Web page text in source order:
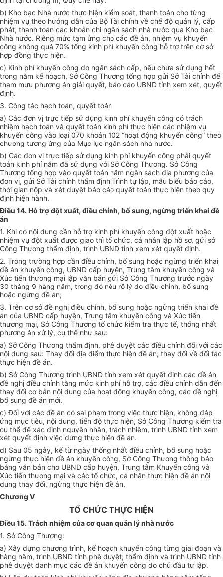
b) Kho bạc Nhà nước thực hiện kiểm soát, thanh toán cho từng
nhiệm vụ theo hướng dẫn của Bộ Tài chính về chế độ quản lý, cấp
phát, thanh toán các khoản chi ngân sách nhà nước qua Kho bạc
Nhà nước. Riêng mức tạm ứng cho các đề án, nhiệm vụ khuyến
công không quá 70% tổng kinh phí khuyến công hỗ trợtrên cơ sở
hợp đồng thực hiện.
c) Kinh phí khuyến công do ngân sách cấp, nếu chưa sử dụng hết
trong năm kế hoạch, Sở Công Thương tổng hợp gửi Sở Tài chính để
tham mưu phương án giải quyết, báo cáo UBND tỉnh xem xét, quyết
định.
3. Công tác hạch toán, quyết toán
a) Các đơn vị trực tiếp sử dụng kinh phí khuyến công có trách
nhiệm hạch toán và quyết toán kinh phí thực hiện các nhiệm vụ
khuyến công vào loại 070 khoản 102 “hoạt động khuyến công” theo
chương tương ứng của Mục lục ngân sách nhà nước.
b) Các đơn vị trực tiếp sử dụng kinh phí khuyến công phải quyết
toán kinh phí năm đã sử dụng với Sở Công Thương. Sở Công
Thương tổng hợp vào quyết toán năm ngân sách địa phương của
đơn vị, gửi Sở Tài chính thẩm định.Trình tự lập, mẫu biểu báo cáo,
thời gian nộp và xét duyệt báo cáo quyết toán thực hiện theo quy
định hiện hành.
Điều 14. Hỗ trợ đột xuất, điều chỉnh, bổ sung, ngừng triển khai đề
án
1. Khi có nội dung cần hỗ trợ kinh phí khuyến công đột xuất hoặc
nhiệm vụ đột xuất được giao thì tổ chức, cá nhân lập hồ sơ, gửi sở
Công Thương thẩm định, trình UBND tỉnh xem xét quyết định.
2. Trong trường hợp cần điều chỉnh, bổ sung hoặc ngừng triển khai
đề án khuyến công, UBND cấp huyện, Trung tâm khuyến công và
Xúc tiến thương mại lập văn bản gửi Sở Công Thương trước ngày
30 tháng 9 hàng năm, trong đó nêu rõ lý do điều chỉnh, bổ sung
hoặc ngừng đề án;
3. Trên cơ sở đề nghị điều chỉnh, bổ sung hoặc ngừng triển khai đề
án của UBND cấp huyện, Trung tâm khuyến công và Xúc tiến
thương mại, Sở Công Thương tổ chức kiểm tra thực tế, thống nhất
phương án xử lý, cụ thể như sau:
a) Sở Công Thương thẩm định, phê duyệt các điều chỉnh đối với các
nội dung sau: Thay đổi địa điểm thực hiện đề án; thay đổi về đối tác
thực hiện đề án.
b) Sở Công Thương trình UBND tỉnh xem xét quyết định các đề án
đề nghị điều chỉnh tăng mức kinh phí hỗ trợ, các điều chỉnh dẫn đến
thay đổi cơ bản nội dung của hoạt động khuyến công, các đề nghị
bổ sung đề án mới.
c) Đối với các đề án có sai phạm trong việc thực hiện, không đáp
ứng mục tiêu, nội dung, tiến độ thực hiện, Sở Công Thương kiểm tra
cụ thể để xác định nguyên nhân, trách nhiệm, trình UBND tỉnh xem
xét quyết định việc dừng thực hiện đề án.
d) Sau 05 ngày, kể từ ngày thống nhất điều chỉnh, bổ sung hoặc
ngừng thực hiện đề án khuyến công, Sở Công Thương thông báo
bằng văn bản cho UBND cấp huyện, Trung tâm Khuyến công và
Xúc tiến thương mại và các tổ chức, cá nhân thực hiện đề án nội
dung thay đổi, ngừng thực hiện đề án.
Chương V
TỔ CHỨC THỰC HIỆN
Điều 15. Trách nhiệm của cơ quan quản lý nhà nước
1. Sở Công Thương:
a) Xây dựng chương trình, kế hoạch khuyến công từng giai đoạn và
hàng năm, trình UBND tỉnh phê duyệt; thẩm định và trình UBND tỉnh
phê duyệt danh mục các đề án khuyến công do chủ đầu tư lập.